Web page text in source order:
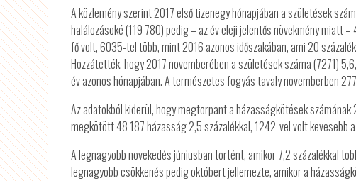
A közlemény szerint 2017 első tizenegy hónapjában a születések
halálozásoké (119 780) pedig – az év eleji jelentős növekmény miatt
fő volt, 6035-tel több, mint 2016 azonos időszakában, ami 20
Hozzátették, hogy 2017 novemberében a születések száma (7271)
év azonos hónapjában. A természetes fogyás tavaly novemberben
Az adatokból kiderül, hogy megtorpant a házasságkötések
megkötött 48 187 házasság 2,5 százalékkal, 1242-vel volt kevesebb
A legnagyobb növekedés júniusban történt, amikor 7,2 százalékkal
legnagyobb csökkenés pedig októbert jellemezte, amikor a